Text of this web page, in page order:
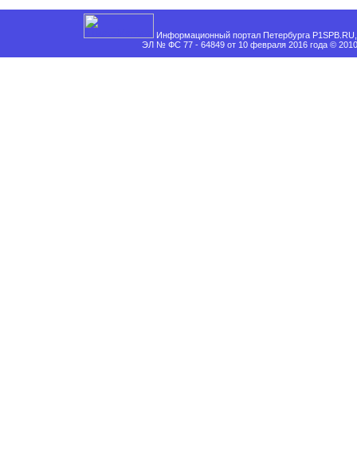
Информационный портал Петербурга
ЭЛ № ФС 77 - 64849 от 10 февраля 2016 года ©